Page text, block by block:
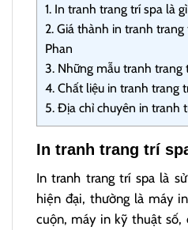
1. In tranh trang trí spa là
2. Giá thành in tranh
Phan
3. Những mẫu tranh trang
4. Chất liệu in tranh trang
5. Địa chỉ chuyên in tranh
In tranh trang trí
In tranh trang trí spa là
hiện đại, thường là máy
cuộn, máy in kỹ thuật số,